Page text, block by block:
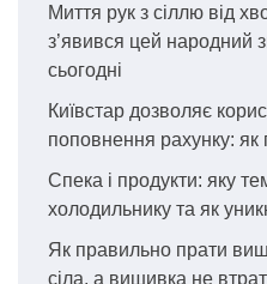
Миття рук з сіллю від
з’явився цей народний
сьогодні
Київстар дозволяє
поповнення рахунку: як
Спека і продукти: яку
холодильнику та як
Як правильно прати
сіла, а вишивка не